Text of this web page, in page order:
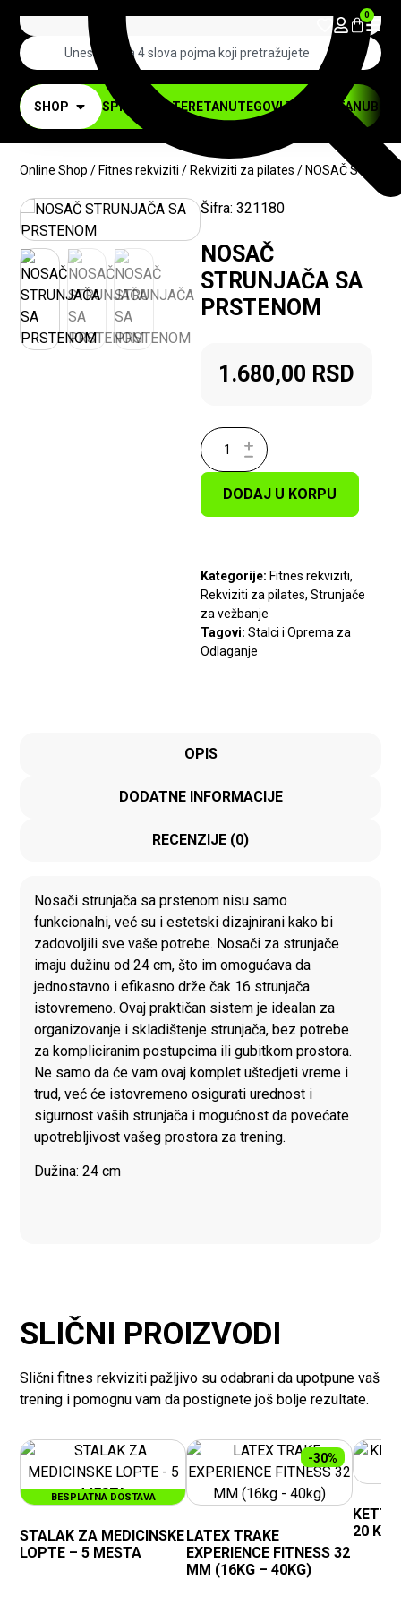
0
SHOP SPRAVE ZA TERETANUTEGOVI ZA TERETANU
Online Shop / Fitnes rekviziti / Rekviziti za pilates / NOSAČ
Šifra: 321180
NOSAČ
STRUNJAČA SA
PRSTENOM
1.680,00 RSD
DODAJ U KORPU
Kategorije: Fitnes rekviziti,
Rekviziti za pilates, Strunjače
za vežbanje
Tagovi: Stalci i Oprema za
Odlaganje
OPIS
DODATNE INFORMACIJE
RECENZIJE (0)
Nosači strunjača sa prstenom nisu samo
funkcionalni, već su i estetski dizajnirani kako bi
zadovoljili sve vaše potrebe. Nosači za strunjače
imaju dužinu od 24 cm, što im omogućava da
jednostavno i efikasno drže čak 16 strunjača
istovremeno. Ovaj praktičan sistem je idealan za
organizovanje i skladištenje strunjača, bez potrebe
za kompliciranim postupcima ili gubitkom prostora.
Ne samo da će vam ovaj komplet uštedjeti vreme i
trud, već će istovremeno osigurati urednost i
sigurnost vaših strunjača i mogućnost da povećate
upotrebljivost vašeg prostora za trening.
Dužina: 24 cm
SLIČNI PROIZVODI
Slični fitnes rekviziti pažljivo su odabrani da upotpune vaš
trening i pomognu vam da postignete još bolje rezultate.
BESPLATNA DOSTAVA
STALAK ZA MEDICINSKE
LOPTE – 5 MESTA
-30%
LATEX TRAKE
EXPERIENCE FITNESS 32
MM (16KG – 40KG)
20 KG